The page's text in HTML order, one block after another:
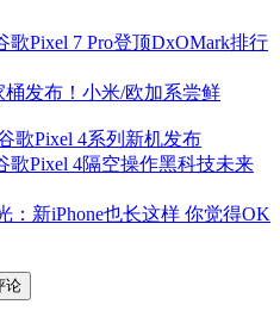
Pixel 7 Pro登顶DxOMark排行
桶发布！小米/欧加系尝鲜
歌Pixel 4系列新机发布
歌Pixel 4隔空操作黑科技未来
：新iPhone也长这样 你觉得OK
论